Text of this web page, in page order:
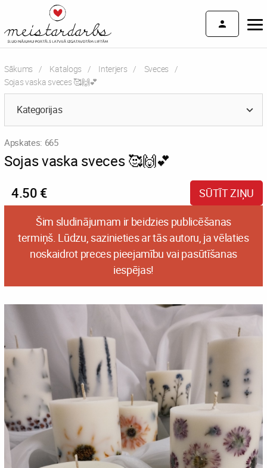
Sākums Katalogs Interjers
Sveces
Current:
Sojas vaska sveces 🥰🙌💕
Kategorijas
Apskates: 665
Sojas vaska sveces 🥰🙌💕
4.50 €
SŪTĪT ZIŅU
Šim sludinājumam ir beidzies publicēšanas
termiņš. Lūdzu, sazinieties ar tās autoru, ja vēlaties
noskaidrot preces pieejamību vai pasūtīšanas
iespējas!